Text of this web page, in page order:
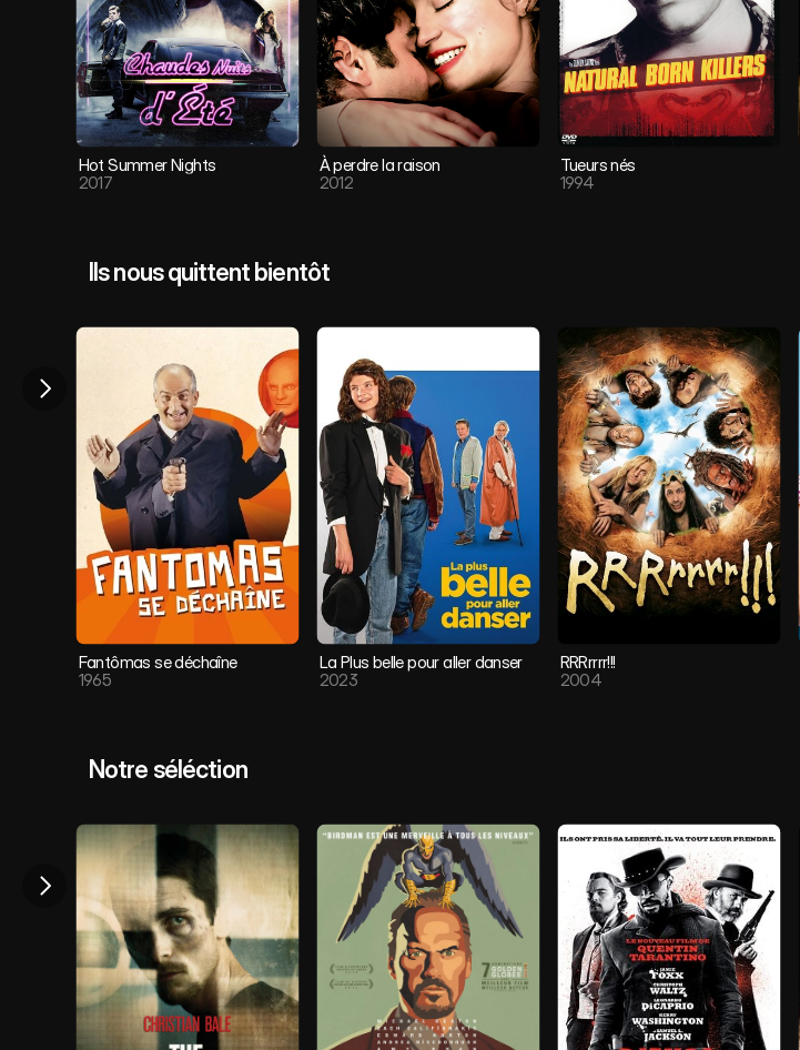
Hot Summer Nights
2017
À perdre la raison
2012
Tueurs nés
1994
Ils nous quittent bientôt
Fantômas se déchaîne
1965
La Plus belle pour aller danser
2023
RRRrrrr!!!
2004
Notre séléction